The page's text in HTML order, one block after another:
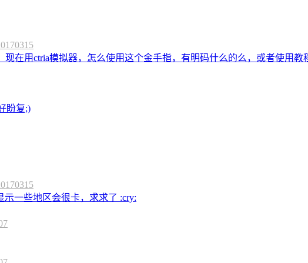
在用ctria模拟器，怎么使用这个金手指，有明码什么的么，或者使用教
盼复;)
一些地区会很卡，求求了 :cry: